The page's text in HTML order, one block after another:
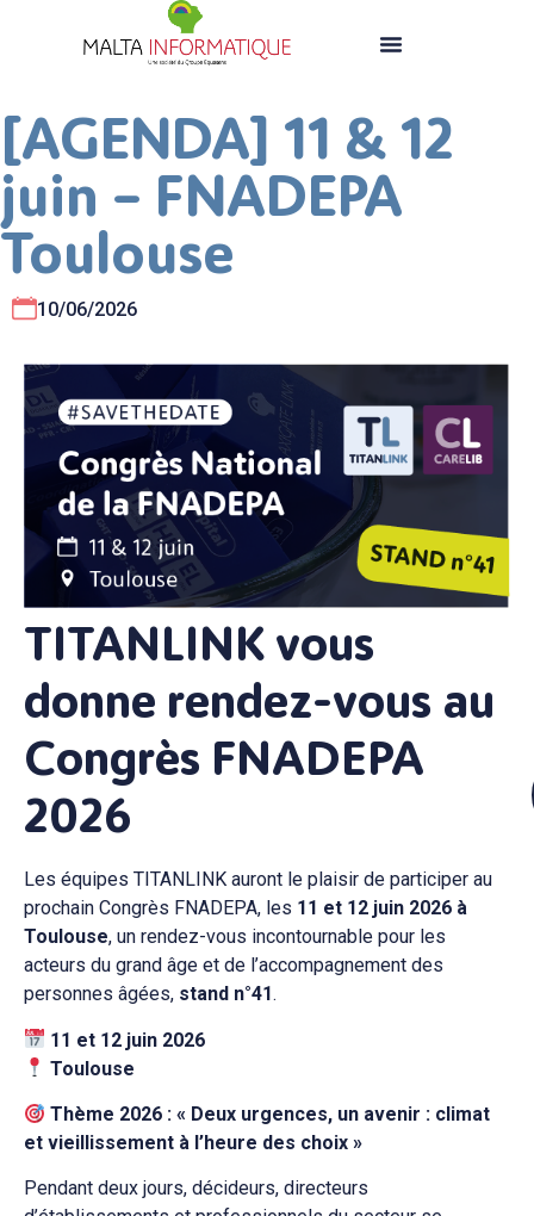
[AGENDA] 11 & 12
juin – FNADEPA
Toulouse
10/06/2026
TITANLINK vous
donne rendez-vous au
Congrès FNADEPA
2026
Les équipes TITANLINK auront le plaisir de participer au
prochain Congrès FNADEPA, les 11 et 12 juin 2026 à
Toulouse, un rendez-vous incontournable pour les
acteurs du grand âge et de l’accompagnement des
personnes âgées, stand n°41.
11 et 12 juin 2026
Toulouse
Thème 2026 : « Deux urgences, un avenir : climat
et vieillissement à l’heure des choix »
Pendant deux jours, décideurs, directeurs